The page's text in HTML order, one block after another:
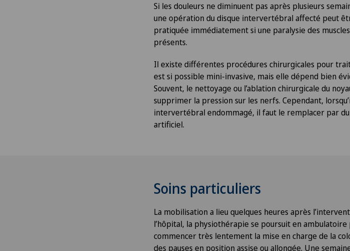
Si les douleurs ne diminuent pas après plusieurs
une opération du disque intervertébral affecté peut
pratiquée immédiatement si une paralysie des
présents.
Il existe différentes procédures chirurgicales pour
est si possible mini-invasive, mais elle dépend bien
Souvent, le nettoyage ou l’ablation chirurgicale du
supprimer la pression sur les nerfs. Cependant,
intervertébral endommagé, il faut le remplacer par
artificiel.
Soins particuliers
La mobilisation a lieu quelques heures après
l’hôpital, la physiothérapie se poursuit en
commencer très lentement la mise en charge de la
des pauses en position assise ou allongée. Une